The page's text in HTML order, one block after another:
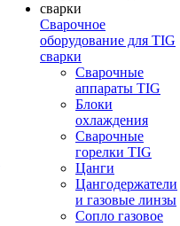
Сварочное
оборудование для TIG
сварки
Сварочные
аппараты TIG
Блоки
охлаждения
Сварочные
горелки TIG
Цанги
Цангодержатели
и газовые линзы
Сопло газовое